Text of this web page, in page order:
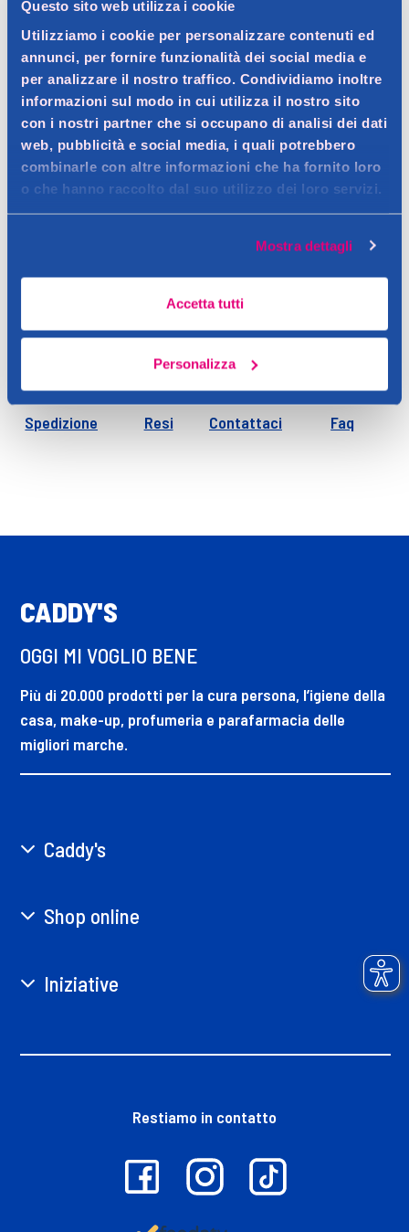
Questo sito web utilizza i cookie
Utilizziamo i cookie per personalizzare contenuti ed
annunci, per fornire funzionalità dei social media e
per analizzare il nostro traffico. Condividiamo inoltre
informazioni sul modo in cui utilizza il nostro sito
con i nostri partner che si occupano di analisi dei dati
web, pubblicità e social media, i quali potrebbero
combinarle con altre informazioni che ha fornito loro
o che hanno raccolto dal suo utilizzo dei loro servizi.
Mostra dettagli
Accetta tutti
Personalizza
Dettagli prodotto
Descrizione
Contatto del produttore
Dettagli
Spedizione Resi Contattaci Faq
CADDY'S
OGGI MI VOGLIO BENE
Più di 20.000 prodotti per la cura persona, l’igiene della
casa, make-up, profumeria e parafarmacia delle
migliori marche.
Caddy's
Shop online
Iniziative
Restiamo in contatto